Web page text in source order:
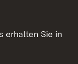
erhalten Sie in